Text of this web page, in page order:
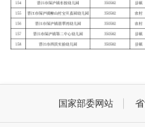
国家部委网站